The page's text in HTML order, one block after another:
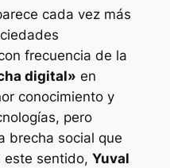
cada vez más
frecuencia de la
digital» en
conocimiento y
pero
brecha social que
este sentido, Yuval